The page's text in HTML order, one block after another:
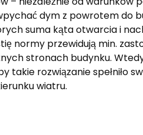
dym z powrotem do
suma kąta otwarcia i
normy przewidują min.
stronach budynku.
takie rozwiązanie spełniło
wiatru.